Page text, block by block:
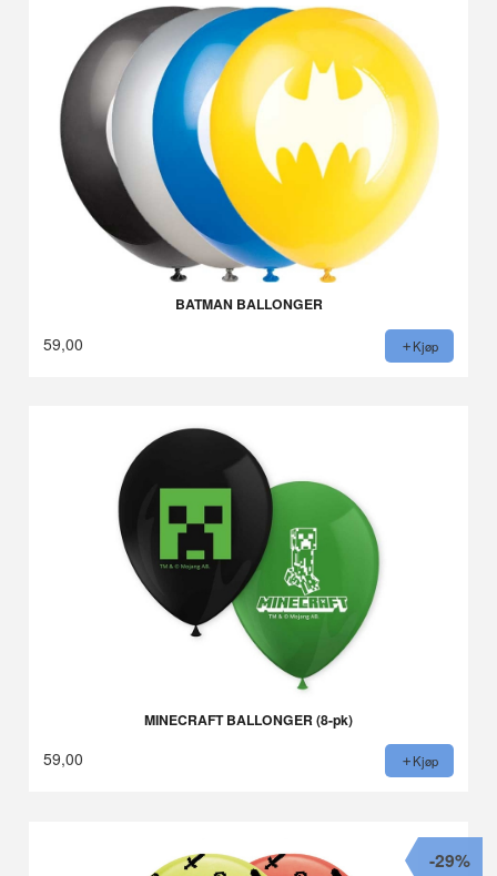
BATMAN BALLONGER
59,00 Kjøp
MINECRAFT BALLONGER (8-pk)
59,00 Kjøp
-29%